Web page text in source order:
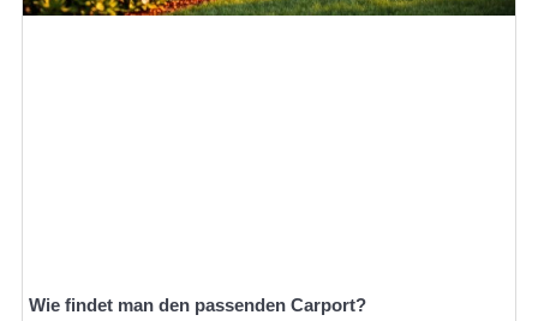
Wie findet man den passenden Carport?